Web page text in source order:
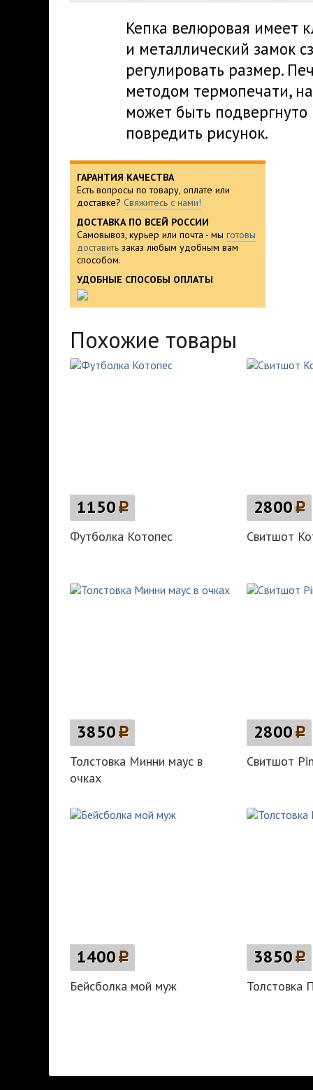
Кепка велюровая имеет
и металлический замок
регулировать размер.
методом термопечати,
может быть
повредить рисунок.
ГАРАНТИЯ КАЧЕСТВА
Есть вопросы по товару, оплате или
доставке? Свяжитесь с нами!
ДОСТАВКА ПО ВСЕЙ РОССИИ
Самовывоз, курьер или почта - мы готовы
доставить заказ любым удобным вам
способом.
УДОБНЫЕ СПОСОБЫ ОПЛАТЫ
Похожие товары
1150p
Футболка Котопес
2800p
Свитшот
3850p
Толстовка Минни маус в
очках
2800p
Свитшот
1400p
Бейсболка мой муж
3850p
Толстовка